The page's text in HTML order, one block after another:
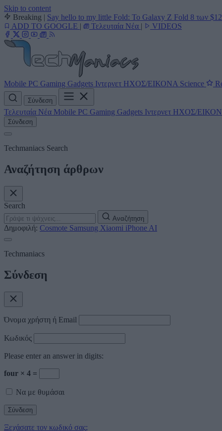
Skip to content
Breaking | Say hello to my little Fold: Το Galaxy Z Fold 8 των
ADD TO GOOGLE | Τελευταία Νέα | VIDEOS
Mobile PC Gaming Gadgets Ιντερνετ ΗΧΟΣ/ΕΙΚΟΝΑ Science
Σύνδεση
Τελευταία Νέα Mobile PC Gaming Gadgets Ιντερνετ ΗΧΟΣ/
Σύνδεση
Techmaniacs Search
Αναζήτηση άρθρων
Search
Αναζήτηση
Δημοφιλή: Cosmote Samsung Xiaomi iPhone AI
Techmaniacs
Σύνδεση
Όνομα χρήστη ή Email
Κωδικός
Please enter an answer in digits:
four × 4 =
Να με θυμάσαι
Ξεχάσατε τον κωδικό σας;